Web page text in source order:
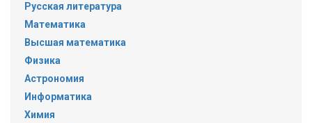
Русская литература
Математика
Высшая математика
Физика
Астрономия
Информатика
Химия